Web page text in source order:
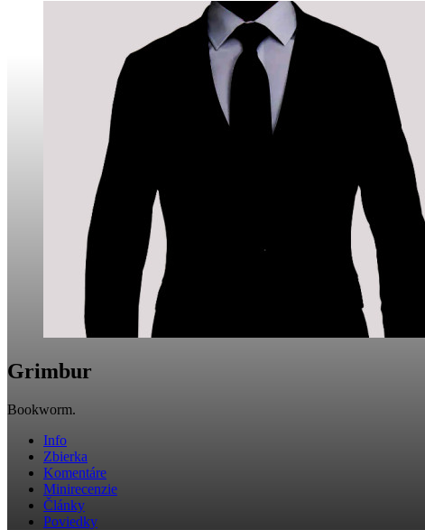
Grimbur
Bookworm.
Info
Zbierka
Komentáre
Minirecenzie
Články
Poviedky